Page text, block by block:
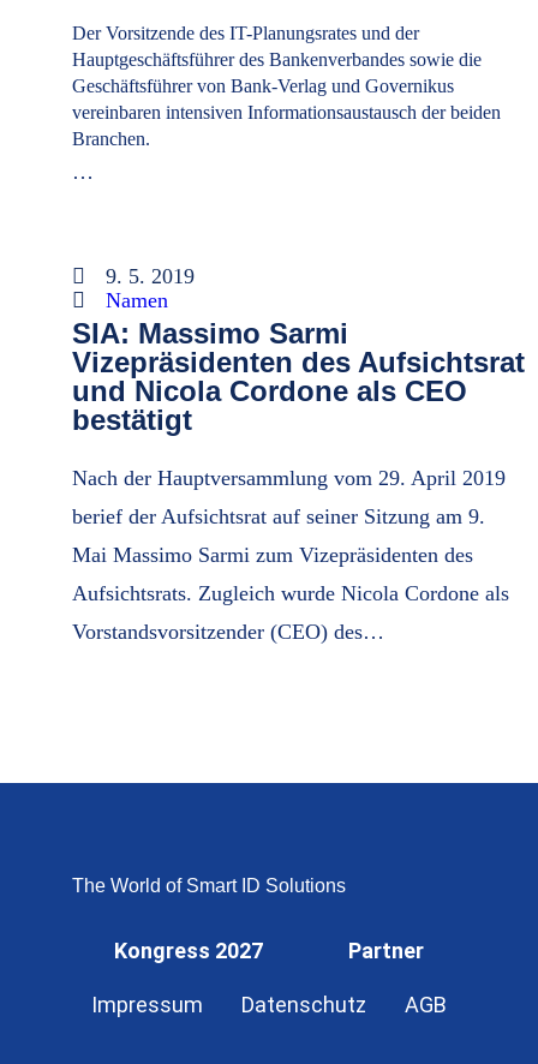
Der Vorsitzende des IT-Planungsrates und der
Hauptgeschäftsführer des Bankenverbandes sowie die
Geschäftsführer von Bank-Verlag und Governikus
vereinbaren intensiven Informationsaustausch der beiden
Branchen.
…
9. 5. 2019
Namen
SIA: Massimo Sarmi
Vizepräsidenten des Aufsichtsrat
und Nicola Cordone als CEO
bestätigt
Nach der Hauptversammlung vom 29. April 2019
berief der Aufsichtsrat auf seiner Sitzung am 9.
Mai Massimo Sarmi zum Vizepräsidenten des
Aufsichtsrats. Zugleich wurde Nicola Cordone als
Vorstandsvorsitzender (CEO) des…
The World of Smart ID Solutions
Kongress 2027 Partner
Impressum Datenschutz AGB